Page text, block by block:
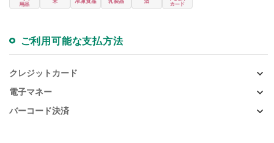
ご利用可能な支払方法
クレジットカード
電子マネー
バーコード決済